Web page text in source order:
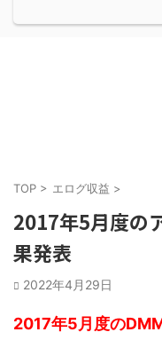
TOP > エログ収益 >
2017年5月度の
果発表
2022年4月29日
2017年5月度の